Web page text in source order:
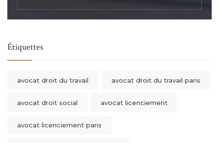
Étiquettes
avocat droit du travail avocat droit du travail paris
avocat droit social avocat licenciement
avocat licenciement paris